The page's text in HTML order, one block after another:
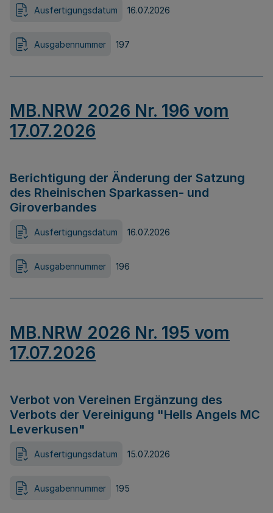
Ausfertigungsdatum 16.07.2026
Ausgabennummer 197
MB.NRW 2026 Nr. 196 vom
17.07.2026
Berichtigung der Änderung der Satzung
des Rheinischen Sparkassen- und
Giroverbandes
Ausfertigungsdatum 16.07.2026
Ausgabennummer 196
MB.NRW 2026 Nr. 195 vom
17.07.2026
Verbot von Vereinen Ergänzung des
Verbots der Vereinigung "Hells Angels MC
Leverkusen"
Ausfertigungsdatum 15.07.2026
Ausgabennummer 195